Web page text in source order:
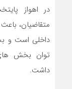
در اهواز
متقاضیان،
داخلی است و
توان بخش
داشت.